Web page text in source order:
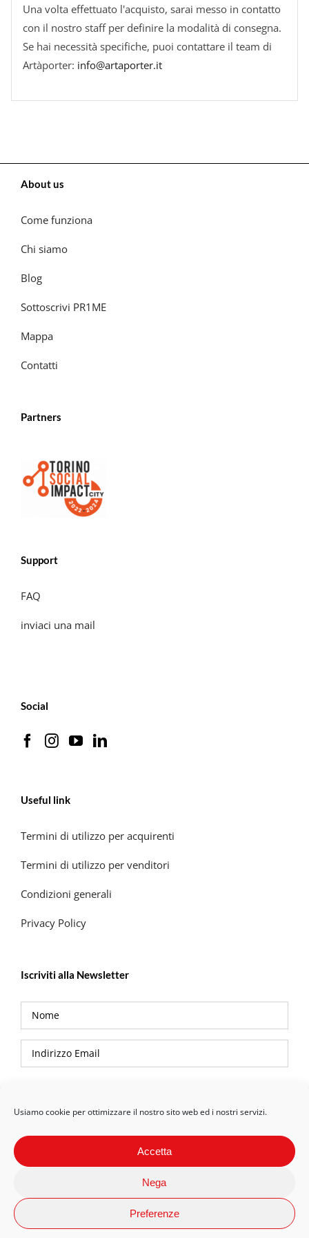
Usiamo cookie per ottimizzare il nostro sito web ed i nostri servizi.
Accetta
Nega
Preferenze
Una volta effettuato l'acquisto, sarai messo in contatto
con il nostro staff per definire la modalità di consegna.
Se hai necessità specifiche, puoi contattare il team di
Artàporter: info@artaporter.it
About us
Come funziona
Chi siamo
Blog
Sottoscrivi PR1ME
Mappa
Contatti
Partners
Support
FAQ
inviaci una mail
Social
Useful link
Termini di utilizzo per acquirenti
Termini di utilizzo per venditori
Condizioni generali
Privacy Policy
Iscriviti alla Newsletter